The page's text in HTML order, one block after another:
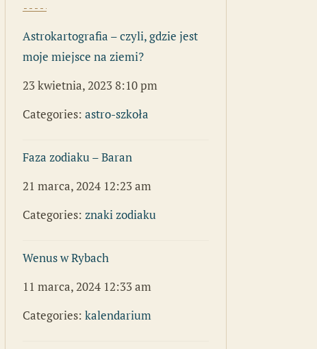
Astrokartografia – czyli, gdzie jest
moje miejsce na ziemi?
23 kwietnia, 2023 8:10 pm
Categories: astro-szkoła
Faza zodiaku – Baran
21 marca, 2024 12:23 am
Categories: znaki zodiaku
Wenus w Rybach
11 marca, 2024 12:33 am
Categories: kalendarium